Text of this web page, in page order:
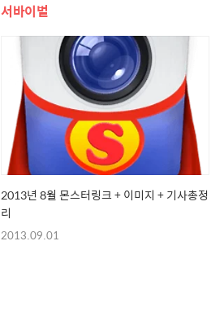
서바이벌
2013년 8월 몬스터링크 + 이미지 + 기사총정
리
2013.09.01